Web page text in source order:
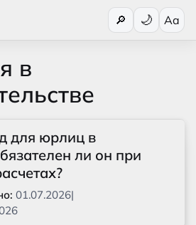
🔎 Aa
в
для юрлиц в
ли он при
01.07.2026|